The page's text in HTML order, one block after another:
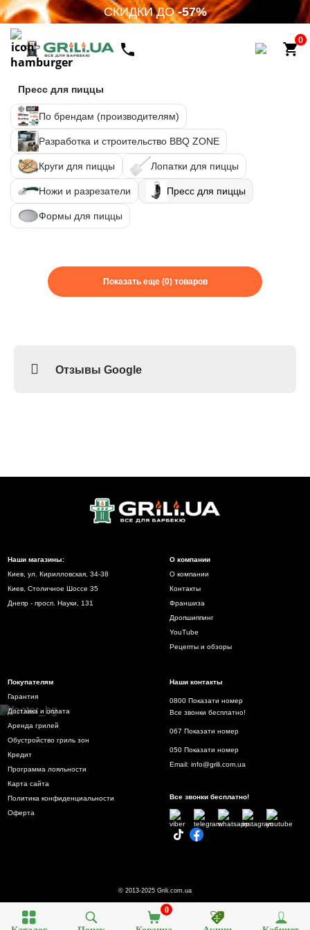
0
СКИДКИ ДО-57%
0
Пресс для пиццы
По брендам (производителям)
Разработка и строительство BBQ ZONE
Круги для пиццы Лопатки для пиццы
Ножи и разрезатели Пресс для пиццы
Формы для пиццы
Показать еще (0) товаров
Отзывы Google
Наши магазины:
Киев, ул. Кирилловская, 34-38
Киев, Столичное Шоссе 35
Днепр - просп. Науки, 131
О компании
О компании
Контакты
Франшиза
Дропшиппинг
YouTube
Рецепты и обзоры
Покупателям
Гарантия
Доставка и оплата
Аренда грилей
Обустройство гриль зон
Кредит
Программа лояльности
Карта сайта
Политика конфиденциальности
Оферта
Наши контакты
0800 Показати номер
Все звонки бесплатно!
067 Показати номер
050 Показати номер
Email: info@grili.com.ua
Все звонки бесплатно!
© 2013-2025 Grili.com.ua